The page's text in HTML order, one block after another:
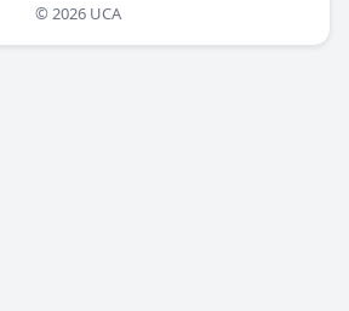
© 2026 UCA